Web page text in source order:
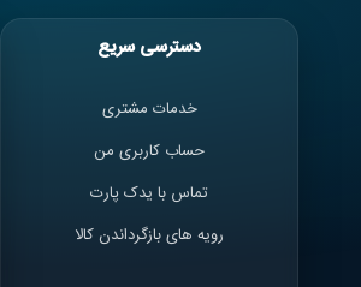
دسترسی سریع
خدمات مشتری
حساب کاربری من
تماس با یدک پارت
رویه های بازگرداندن کالا